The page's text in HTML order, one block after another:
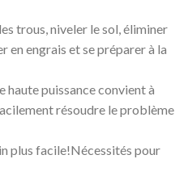
trous, niveler le sol, éliminer
en engrais et se préparer à la
haute puissance convient à
résoudre le problème
plus facile!Nécessités pour